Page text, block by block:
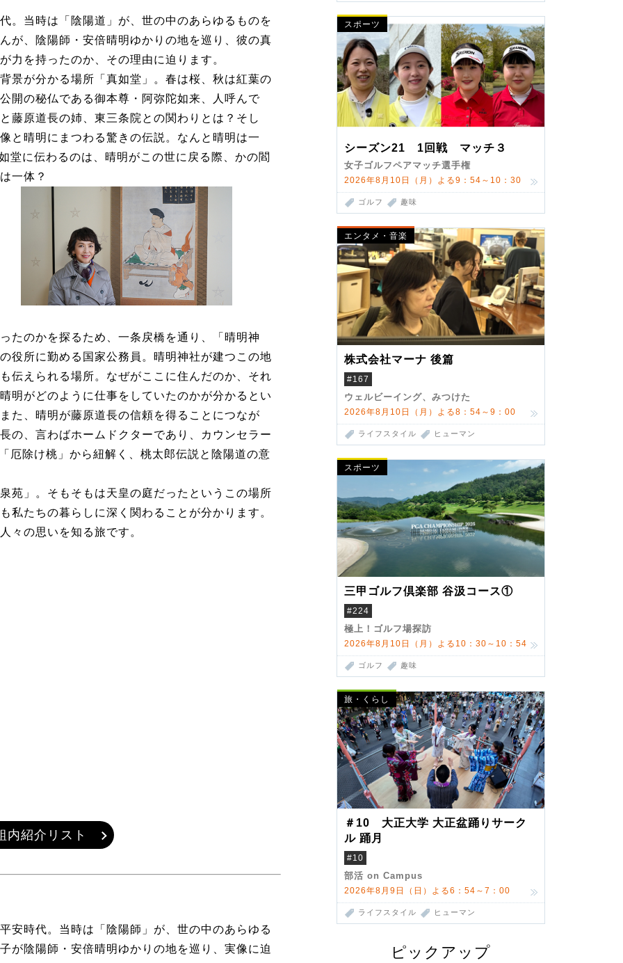
スポーツ
シーズン21 1回戦 マッチ３
女子ゴルフペアマッチ選手権
2026年8月10日（月）よる9：54～10：30
ゴルフ 趣味
エンタメ・音楽
株式会社マーナ 後篇
#167
ウェルビーイング、みつけた
2026年8月10日（月）よる8：54～9：00
ライフスタイル ヒューマン
スポーツ
三甲ゴルフ倶楽部 谷汲コース①
#224
極上！ゴルフ場探訪
2026年8月10日（月）よる10：30～10：54
ゴルフ 趣味
旅・くらし
＃10 大正大学 大正盆踊りサーク
ル 踊月
#10
部活 on Campus
2026年8月9日（日）よる6：54～7：00
ライフスタイル ヒューマン
ピックアップ
。当時は「陰陽道」が、世の中のあらゆるものを
が、陰陽師・安倍晴明ゆかりの地を巡り、彼の真
力を持ったのか、その理由に迫ります。
景が分かる場所「真如堂」。春は桜、秋は紅葉の
開の秘仏である御本尊・阿弥陀如来、人呼んで
藤原道長の姉、東三条院との関わりとは？そし
と晴明にまつわる驚きの伝説。なんと晴明は一
堂に伝わるのは、晴明がこの世に戻る際、かの閻
一体？
たのかを探るため、一条戻橋を通り、「晴明神
役所に勤める国家公務員。晴明神社が建つこの地
伝えられる場所。なぜがここに住んだのか、それ
明がどのように仕事をしていたのかが分かるとい
た、晴明が藤原道長の信頼を得ることにつなが
の、言わばホームドクターであり、カウンセラー
厄除け桃」から紐解く、桃太郎伝説と陰陽道の意
苑」。そもそもは天皇の庭だったというこの場所
私たちの暮らしに深く関わることが分かります。
々の思いを知る旅です。
内紹介リスト
安時代。当時は「陰陽師」が、世の中のあらゆる
が陰陽師・安倍晴明ゆかりの地を巡り、実像に迫